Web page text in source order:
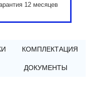
12 месяцев
КОМПЛЕКТАЦИЯ
ДОКУМЕНТЫ